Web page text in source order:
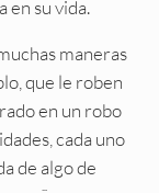
en su vida.
maneras
que le roben
en un robo
cada uno
de algo de